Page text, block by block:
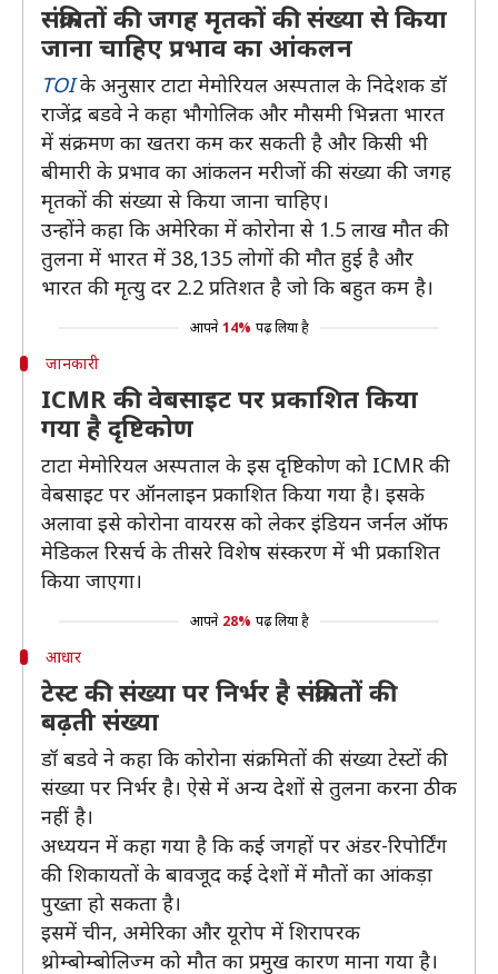
संक्रमितों की जगह मृतकों की संख्या से किया
जाना चाहिए प्रभाव का आंकलन
TOIके अनुसार टाटा मेमोरियल अस्पताल के निदेशक डॉ
राजेंद्र बडवे ने कहा भौगोलिक और मौसमी भिन्नता भारत
में संक्रमण का खतरा कम कर सकती है और किसी भी
बीमारी के प्रभाव का आंकलन मरीजों की संख्या की जगह
मृतकों की संख्या से किया जाना चाहिए।
उन्होंने कहा कि अमेरिका में कोरोना से 1.5 लाख मौत की
तुलना में भारत में 38,135 लोगों की मौत हुई है और
भारत की मृत्यु दर 2.2 प्रतिशत है जो कि बहुत कम है।
आपने 14% पढ़ लिया है
जानकारी
ICMR की वेबसाइट पर प्रकाशित किया
गया है दृष्टिकोण
टाटा मेमोरियल अस्पताल के इस दृष्टिकोण को ICMR की
वेबसाइट पर ऑनलाइन प्रकाशित किया गया है। इसके
अलावा इसे कोरोना वायरस को लेकर इंडियन जर्नल ऑफ
मेडिकल रिसर्च के तीसरे विशेष संस्करण में भी प्रकाशित
किया जाएगा।
आपने 28% पढ़ लिया है
आधार
टेस्ट की संख्या पर निर्भर है संक्रमितों की
बढ़ती संख्या
डॉ बडवे ने कहा कि कोरोना संक्रमितों की संख्या टेस्टों की
संख्या पर निर्भर है। ऐसे में अन्य देशों से तुलना करना ठीक
नहीं है।
अध्ययन में कहा गया है कि कई जगहों पर अंडर-रिपोर्टिंग
की शिकायतों के बावजूद कई देशों में मौतों का आंकड़ा
पुख्ता हो सकता है।
इसमें चीन, अमेरिका और यूरोप में शिरापरक
थ्रोम्बोम्बोलिज्म को मौत का प्रमुख कारण माना गया है।